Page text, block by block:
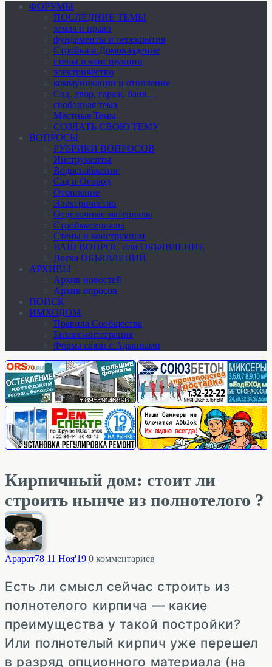
ФОРУМЫ
ПОСЛЕДНИЕ ТЕМЫ
земля и право
фундаменты и перекрытия
Стройка и Домовладение
стены и конструкции
электричество
коммуникации и отопление
Cад, двор, гараж, баня…
свободная тема
Местные Темы
СОЗДАТЬ СВОЮ ТЕМУ
ВОПРОСЫ
РУБРИКИ ВОПРОСОВ
Инструменты
Водоснабжение
Сад и Огород
Отопление
Электричество
Отделочные материалы
Стройматериалы
Стены и конструкции
ВАШ ВОПРОС или ОБЪЯВЛЕНИЕ
Доска ОБЪЯВЛЕНИЙ
АРХИВЫ
Архив новостей
Архив опросов
ПОИСК
ИМХОДОМ
Правила Сообщества
Бизнес-интеграция
Форма связи с Админами
Кирпичный дом: стоит ли
строить нынче из полнотелого ?
Арарат78 11 Ноя'19 0 комментариев
Есть ли смысл сейчас строить из
полнотелого кирпича — какие
преимущества у такой постройки?
Или полнотелый кирпич уже перешел
в разряд опционного материала (на